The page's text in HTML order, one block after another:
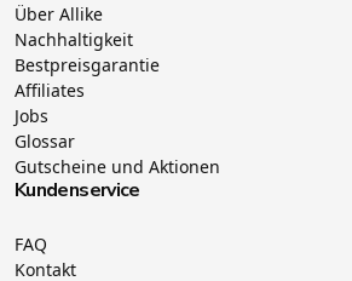
Über Allike
Nachhaltigkeit
Bestpreisgarantie
Affiliates
Jobs
Glossar
Gutscheine und Aktionen
Kundenservice
FAQ
Kontakt